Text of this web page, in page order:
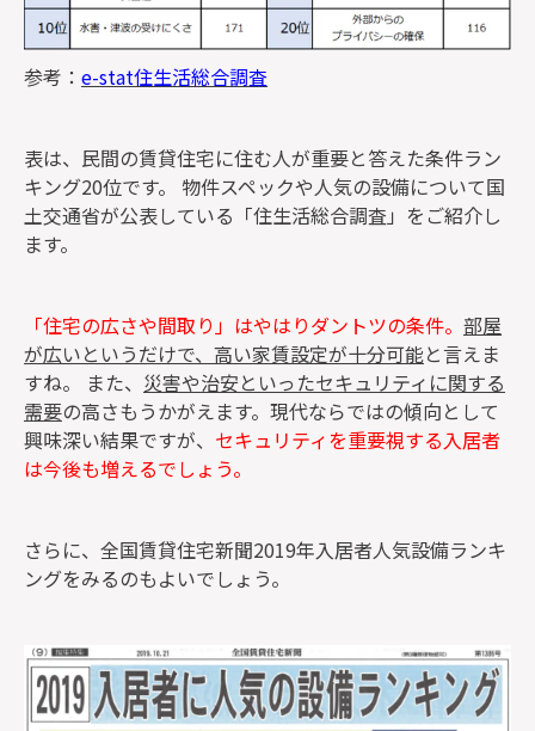
参考： e-stat住生活総合調査
表は、民間の賃貸住宅に住む人が重要と答えた条件ラン
キング20位です。 物件スペックや人気の設備について国
土交通省が公表している「住生活総合調査」をご紹介し
ます。
「住宅の広さや間取り」はやはりダントツの条件。 部屋
が広いというだけで、高い家賃設定が十分可能と言えま
すね。 また、 災害や治安といったセキュリティに関する
需要の高さもうかがえます。現代ならではの傾向として
興味深い結果ですが、 セキュリティを重要視する入居者
は今後も増えるでしょう。
さらに、全国賃貸住宅新聞2019年入居者人気設備ランキ
ングをみるのもよいでしょう。